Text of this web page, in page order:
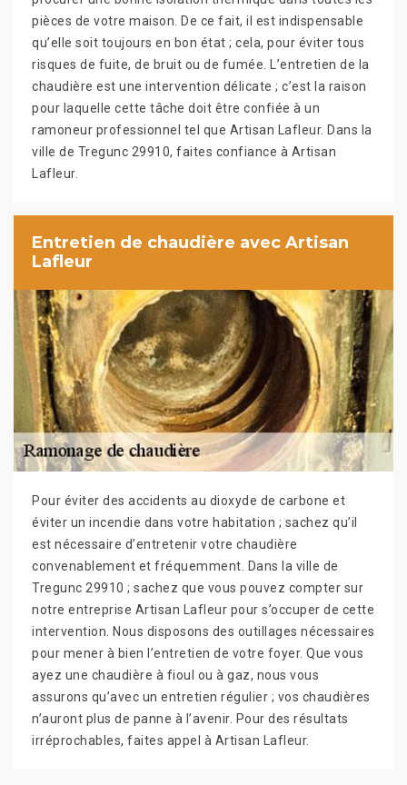
pièces de votre maison. De ce fait, il est indispensable
qu’elle soit toujours en bon état ; cela, pour éviter tous
risques de fuite, de bruit ou de fumée. L’entretien de la
chaudière est une intervention délicate ; c’est la raison
pour laquelle cette tâche doit être confiée à un
ramoneur professionnel tel que Artisan Lafleur. Dans la
ville de Tregunc 29910, faites confiance à Artisan
Lafleur.
Entretien de chaudière avec Artisan
Lafleur
Pour éviter des accidents au dioxyde de carbone et
éviter un incendie dans votre habitation ; sachez qu’il
est nécessaire d’entretenir votre chaudière
convenablement et fréquemment. Dans la ville de
Tregunc 29910 ; sachez que vous pouvez compter sur
notre entreprise Artisan Lafleur pour s’occuper de cette
intervention. Nous disposons des outillages nécessaires
pour mener à bien l’entretien de votre foyer. Que vous
ayez une chaudière à fioul ou à gaz, nous vous
assurons qu’avec un entretien régulier ; vos chaudières
n’auront plus de panne à l’avenir. Pour des résultats
irréprochables, faites appel à Artisan Lafleur.